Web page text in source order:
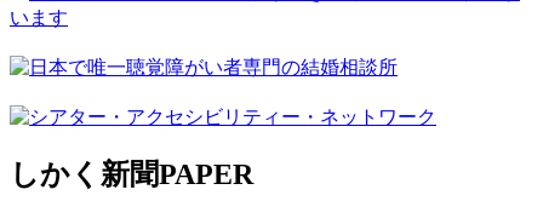
しかく新聞PAPER